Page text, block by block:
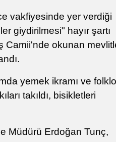
vakfiyesinde yer verdiği
giydirilmesi" hayır şartı
Camii'nde okunan
yemek ikramı ve
takıldı, bisikletleri
Müdürü Erdoğan Tunç,